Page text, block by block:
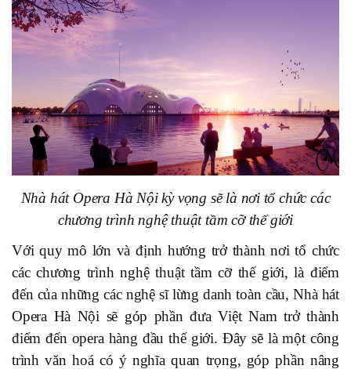
Nhà hát Opera Hà Nội kỳ vọng sẽ là nơi tổ chức các
chương trình nghệ thuật tầm cỡ thế giới
Với quy mô lớn và định hướng trở thành nơi tổ chức
các chương trình nghệ thuật tầm cỡ thế giới, là điểm
đến của những các nghệ sĩ lừng danh toàn cầu, Nhà hát
Opera Hà Nội sẽ góp phần đưa Việt Nam trở thành
điểm đến opera hàng đầu thế giới. Đây sẽ là một công
trình văn hoá có ý nghĩa quan trọng, góp phần nâng